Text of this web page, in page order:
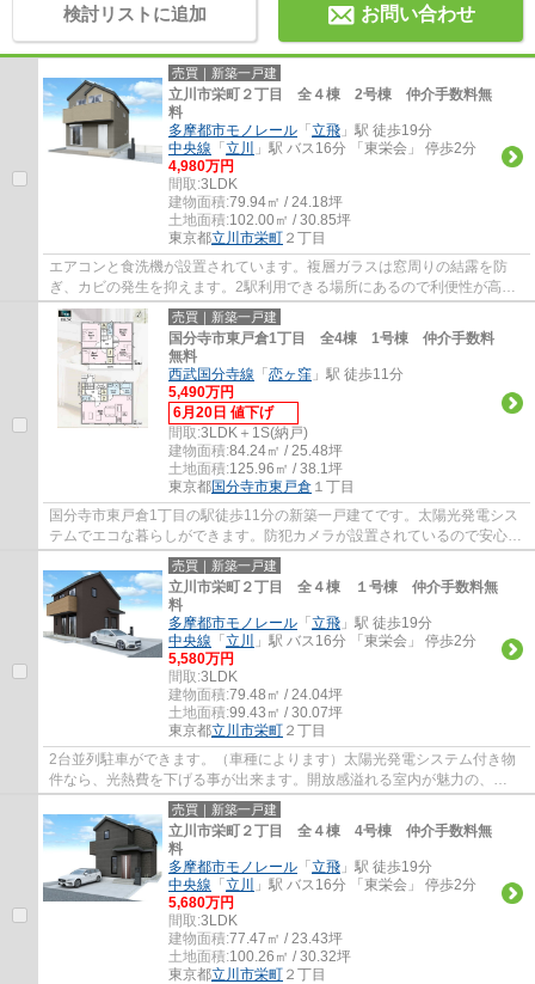
検討リストに追加 お問い合わせ
売買｜新築一戸建
立川市栄町２丁目 全４棟 2号棟 仲介手数料無
料
多摩都市モノレール 「 立飛 」駅 徒歩19分
中央線 「 立川
」駅 バス16分 「東栄会」 停歩2分
4,980万円
間取:3LDK
建物面積:79.94㎡ / 24.18坪
土地面積:102.00㎡ / 30.85坪
東京都立川市栄町 ２丁目
エアコンと食洗機が設置されています。複層ガラスは窓周りの結露を防
ぎ、カビの発生を抑えます。2駅利用できる場所にあるので利便性が高い
です。クロゼット各洋室にありますので、衣類...
売買｜新築一戸建
国分寺市東戸倉1丁目 全4棟 1号棟 仲介手数料
無料
西武国分寺線 「 恋ヶ窪 」駅 徒歩11分
5,490万円
6月20日 値下げ
間取:3LDK＋1S(納戸)
建物面積:84.24㎡ / 25.48坪
土地面積:125.96㎡ / 38.1坪
東京都国分寺市東戸倉 １丁目
国分寺市東戸倉1丁目の駅徒歩11分の新築一戸建てです。太陽光発電シス
テムでエコな暮らしができます。防犯カメラが設置されているので安心感
があります。国分寺市でお住まいをお探しな...
売買｜新築一戸建
立川市栄町２丁目 全４棟 １号棟 仲介手数料無
料
多摩都市モノレール 「 立飛 」駅 徒歩19分
中央線 「 立川
」駅 バス16分 「東栄会」 停歩2分
5,580万円
間取:3LDK
建物面積:79.48㎡ / 24.04坪
土地面積:99.43㎡ / 30.07坪
東京都立川市栄町 ２丁目
2台並列駐車ができます。（車種によります）太陽光発電システム付き物
件なら、光熱費を下げる事が出来ます。開放感溢れる室内が魅力の、
3LDKの物件はこちらです。立川市での住まい探し...
売買｜新築一戸建
立川市栄町２丁目 全４棟 4号棟 仲介手数料無
料
多摩都市モノレール 「 立飛 」駅 徒歩19分
中央線 「 立川
」駅 バス16分 「東栄会」 停歩2分
5,680万円
間取:3LDK
建物面積:77.47㎡ / 23.43坪
土地面積:100.26㎡ / 30.32坪
東京都立川市栄町 ２丁目